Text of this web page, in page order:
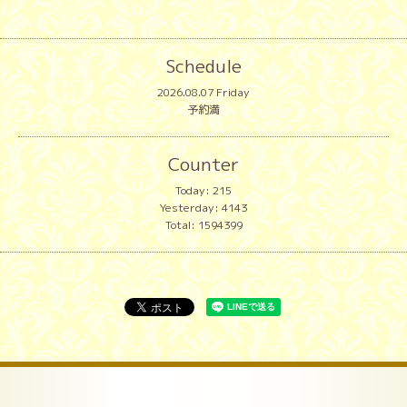
Schedule
2026.08.07 Friday
予約満
Counter
Today:215
Yesterday:4143
Total:1594399